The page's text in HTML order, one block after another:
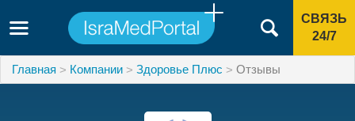
СВЯЗЬ
24/7
Главная Компании Здоровье Плюс Отзывы